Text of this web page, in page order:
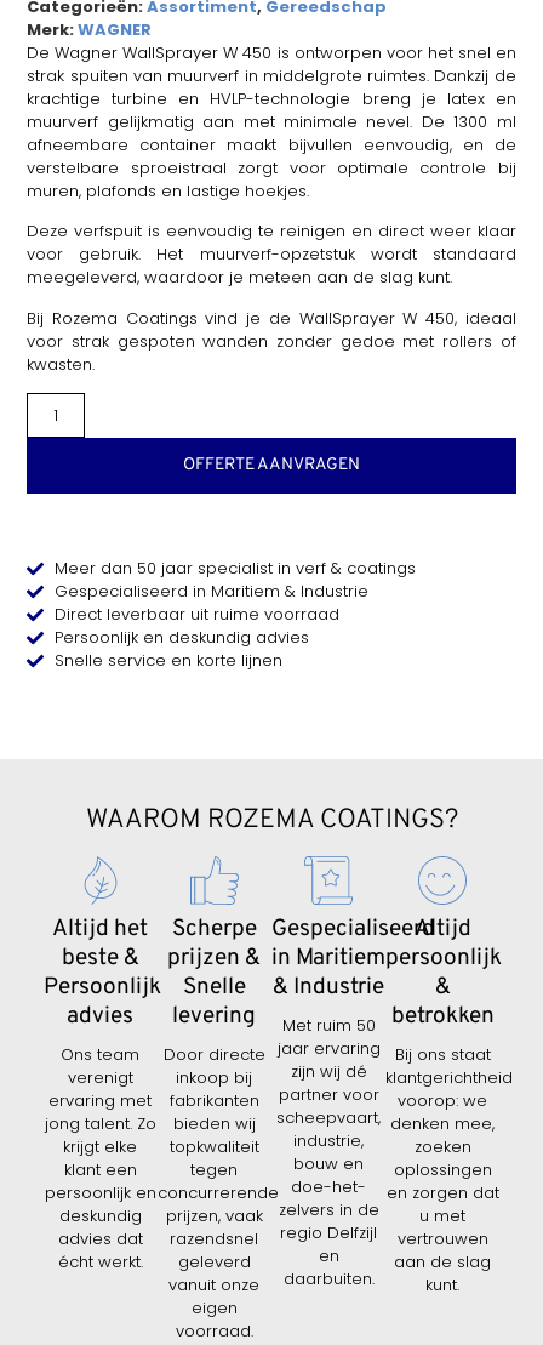
Categorieën:Assortiment, Gereedschap
Merk:WAGNER
De Wagner WallSprayer W 450 is ontworpen voor het snel en
strak spuiten van muurverf in middelgrote ruimtes. Dankzij de
krachtige turbine en HVLP-technologie breng je latex en
muurverf gelijkmatig aan met minimale nevel. De 1300 ml
afneembare container maakt bijvullen eenvoudig, en de
verstelbare sproeistraal zorgt voor optimale controle bij
muren, plafonds en lastige hoekjes.
Deze verfspuit is eenvoudig te reinigen en direct weer klaar
voor gebruik. Het muurverf-opzetstuk wordt standaard
meegeleverd, waardoor je meteen aan de slag kunt.
Bij Rozema Coatings vind je de WallSprayer W 450, ideaal
voor strak gespoten wanden zonder gedoe met rollers of
kwasten.
OFFERTE AANVRAGEN
Meer dan 50 jaar specialist in verf & coatings
Gespecialiseerd in Maritiem & Industrie
Direct leverbaar uit ruime voorraad
Persoonlijk en deskundig advies
Snelle service en korte lijnen
WAAROM ROZEMA COATINGS?
Altijd het
beste &
Persoonlijk
advies
Ons team
verenigt
ervaring met
jong talent. Zo
krijgt elke
klant een
persoonlijk en
deskundig
advies dat
écht werkt.
Scherpe
prijzen &
Snelle
levering
Door directe
inkoop bij
fabrikanten
bieden wij
topkwaliteit
tegen
concurrerende
prijzen, vaak
razendsnel
geleverd
vanuit onze
eigen
voorraad.
Gespecialiseerd
in Maritiem
& Industrie
Met ruim 50
jaar ervaring
zijn wij dé
partner voor
scheepvaart,
industrie,
bouw en
doe-het-
zelvers in de
regio Delfzijl
en
daarbuiten.
Altijd
persoonlijk
&
betrokken
Bij ons staat
klantgerichtheid
voorop: we
denken mee,
zoeken
oplossingen
en zorgen dat
u met
vertrouwen
aan de slag
kunt.